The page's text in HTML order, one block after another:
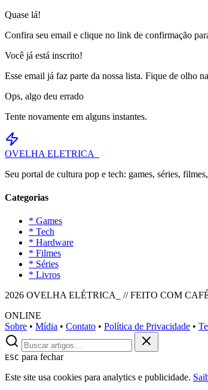
Quase lá!
Confira seu email e clique no link de confirmação
Você já está inscrito!
Esse email já faz parte da nossa lista. Fique de olho
Ops, algo deu errado
Tente novamente em alguns instantes.
OVELHA ELETRICA_
Seu portal de cultura pop e tech: games, séries,
Categorias
* Games
* Tech
* Hardware
* Filmes
* Séries
* Livros
2026 OVELHA ELÉTRICA_ // FEITO COM
ONLINE
Sobre • Mídia • Contato • Política de Privacidade •
ESC para fechar
Este site usa cookies para analytics e publicidade.